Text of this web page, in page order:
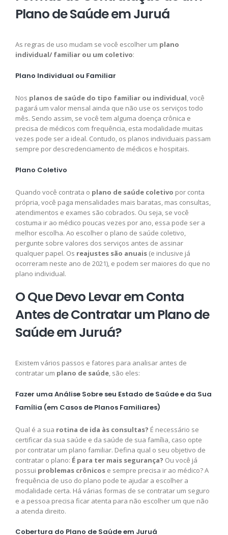
Plano de Saúde em Juruá
As regras de uso mudam se você escolher um plano
individual/ familiar ou um coletivo:
Plano Individual ou Familiar
Nos planos de saúde do tipo familiar ou individual, você
pagará um valor mensal ainda que não use os serviços todo
mês. Sendo assim, se você tem alguma doença crônica e
precisa de médicos com frequência, esta modalidade muitas
vezes pode ser a ideal. Contudo, os planos individuais passam
sempre por descredenciamento de médicos e hospitais.
Plano Coletivo
Quando você contrata o plano de saúde coletivo por conta
própria, você paga mensalidades mais baratas, mas consultas,
atendimentos e exames são cobrados. Ou seja, se você
costuma ir ao médico poucas vezes por ano, essa pode ser a
melhor escolha. Ao escolher o plano de saúde coletivo,
pergunte sobre valores dos serviços antes de assinar
qualquer papel. Os reajustes são anuais (e inclusive já
ocorreram neste ano de 2021), e podem ser maiores do que no
plano individual.
O Que Devo Levar em Conta
Antes de Contratar um Plano de
Saúde em Juruá?
Existem vários passos e fatores para analisar antes de
contratar um plano de saúde, são eles:
Fazer uma Análise Sobre seu Estado de Saúde e da Sua
Família (em Casos de Planos Familiares)
Qual é a sua rotina de ida às consultas? É necessário se
certificar da sua saúde e da saúde de sua família, caso opte
por contratar um plano familiar. Defina qual o seu objetivo de
contratar o plano: É para ter mais segurança? Ou você já
possui problemas crônicos e sempre precisa ir ao médico? A
frequência de uso do plano pode te ajudar a escolher a
modalidade certa. Há várias formas de se contratar um seguro
e a pessoa precisa ficar atenta para não escolher um que não
a atenda direito.
Cobertura do Plano de Saúde em Juruá